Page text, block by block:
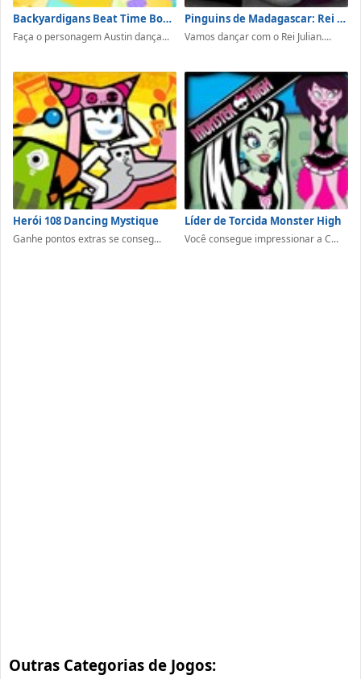
Backyardigans Beat Time Boogie
Faça o personagem Austin dança...
Pinguins de Madagascar: Rei Julian Dançando
Vamos dançar com o Rei Julian....
Herói 108 Dancing Mystique
Ganhe pontos extras se conseg...
Líder de Torcida Monster High
Você consegue impressionar a C...
Outras Categorias de Jogos: